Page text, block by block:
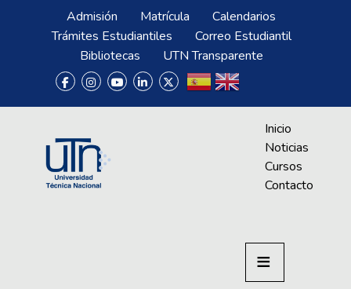
Pasar al contenido principal
Menú SuperiorAdmisión Matrícula
Calendarios
Trámites Estudiantiles
Correo Estudiantil
Bibliotecas
UTN Transparente
Menú CrAprende
Inicio
Noticias
Cursos
Contacto